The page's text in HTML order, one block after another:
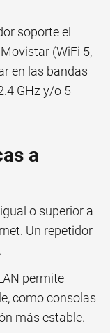
soporte el
(WiFi 5,
en las bandas
GHz y/o 5
a
o superior a
Un repetidor
permite
como consolas
más estable.